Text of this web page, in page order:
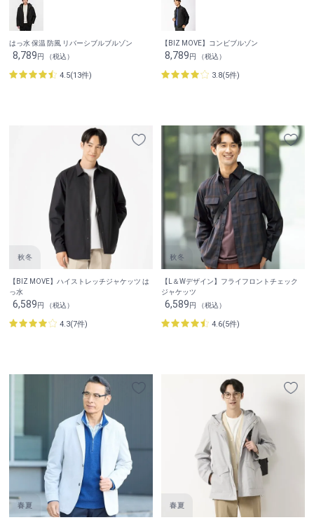
はっ水 保温 防風 リバーシブルブルゾン
8,789円 （税込）
4.5(13件)
【BIZ MOVE】コンビブルゾン
8,789円 （税込）
3.8(5件)
【BIZ MOVE】ハイストレッチジャケッツ は
っ水
6,589円 （税込）
4.3(7件)
【L＆Wデザイン】フライフロントチェック
ジャケッツ
6,589円 （税込）
4.6(5件)